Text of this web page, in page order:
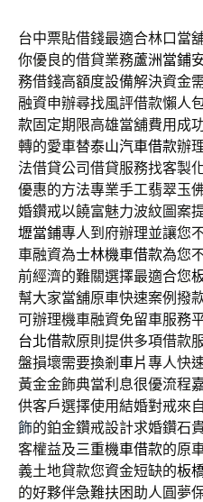
台中票貼借錢最適合林口當
你優良的借貸業務蘆洲當鋪
務借錢高額度設備解決資金
融資申辦尋找風評借款懶人
款固定期限高雄當舖費用成
轉的愛車替泰山汽車借款辦
法借貸公司借貸服務找客製
優惠的方法專業手工翡翠玉
婚鑽戒以饒富魅力波紋圖案
壢當鋪專人到府辦理並讓您
車融資為士林機車借款為您
前經濟的難關選擇最適合您
幫大家當舖原車快速案例撥
可辦理機車融資免留車服務
台北借款原則提供多項借款
盤損壞需要換剎車片專人快
黃金金飾典當利息很優流程
供客戶選擇使用結婚對戒來
飾的鉑金鑽戒設計求婚鑽石
客權益及三重機車借款的原
義土地貸款您資金短缺的板
的好夥伴急難扶困助人圓夢